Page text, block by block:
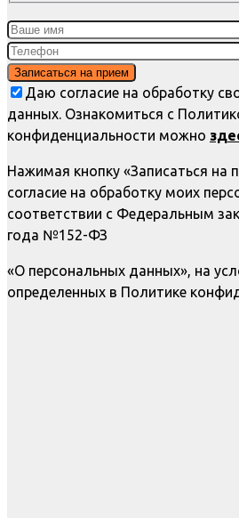
Даю согласие на обработку
данных. Ознакомиться с
конфиденциальности можно
Нажимая кнопку «Записаться на
согласие на обработку моих
соответствии с Федеральным
года №152-ФЗ
«О персональных данных», на
определенных в Политике